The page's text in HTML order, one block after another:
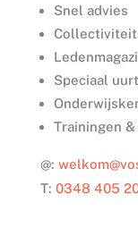
Snel advies
Speciaal
Trainingen
@:
T: 0348 405